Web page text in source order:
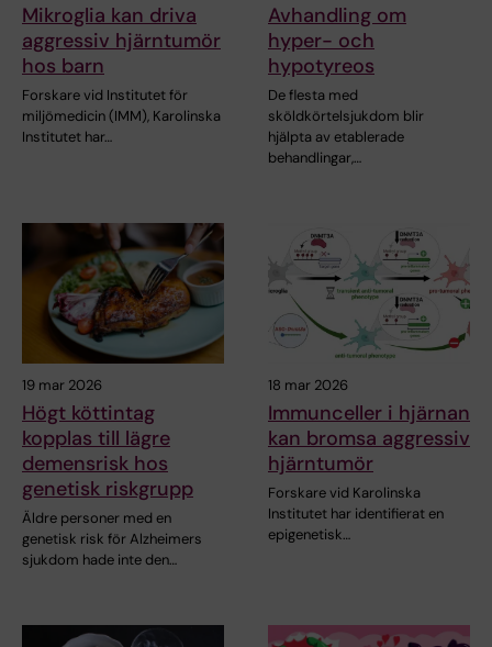
Mikroglia kan driva
aggressiv hjärntumör
hos barn
Forskare vid Institutet för
miljömedicin (IMM), Karolinska
Institutet har…
Avhandling om
hyper- och
hypotyreos
De flesta med
sköldkörtelsjukdom blir
hjälpta av etablerade
behandlingar,…
19 mar 2026
Högt köttintag
kopplas till lägre
demensrisk hos
genetisk riskgrupp
Äldre personer med en
genetisk risk för Alzheimers
sjukdom hade inte den…
18 mar 2026
Immunceller i hjärnan
kan bromsa aggressiv
hjärntumör
Forskare vid Karolinska
Institutet har identifierat en
epigenetisk…